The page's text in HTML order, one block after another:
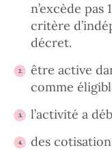
n’excède
critère
décret.
être active
comme
l’activité a
des